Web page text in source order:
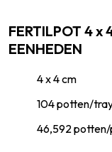
FERTILPOT 4 x
EENHEDEN
4 x 4 cm
104 potten/
46,592